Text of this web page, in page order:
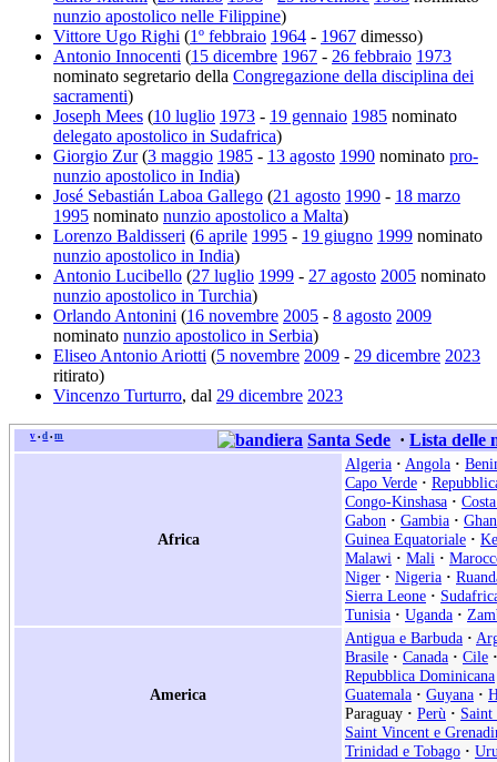
nunzio apostolico nelle Filippine)
Vittore Ugo Righi (1º febbraio 1964 - 1967 dimesso)
Antonio Innocenti (15 dicembre 1967 - 26 febbraio 1973
nominato segretario della Congregazione della disciplina dei
sacramenti)
Joseph Mees (10 luglio 1973 - 19 gennaio 1985 nominato
delegato apostolico in Sudafrica)
Giorgio Zur(3 maggio 1985 - 13 agosto 1990 nominato pro-
nunzio apostolico in India)
José Sebastián Laboa Gallego (21 agosto 1990 - 18 marzo
1995 nominato nunzio apostolico a Malta)
Lorenzo Baldisseri (6 aprile 1995 - 19 giugno 1999 nominato
nunzio apostolico in India)
Antonio Lucibello (27 luglio 1999 - 27 agosto 2005 nominato
nunzio apostolico in Turchia)
Orlando Antonini (16 novembre 2005 - 8 agosto 2009
nominato nunzio apostolico in Serbia)
Eliseo Antonio Ariotti (5 novembre 2009 - 29 dicembre 2023
ritirato)
Vincenzo Turturro, dal 29 dicembre 2023
v • d • m Santa Sede · Lista delle
Africa
Algeria · Angola ·
Capo Verde ·
Congo-Kinshasa ·
Gabon · Gambia ·
Guinea Equatoriale ·
Malawi · Mali ·
Niger · Nigeria ·
Sierra Leone ·
Tunisia · Uganda ·
America
Antigua e Barbuda ·
Brasile · Canada · Cile ·
Repubblica Dominicana
Guatemala · Guyana ·
Paraguay · Perù ·
Saint Vincent e
Trinidad e Tobago ·